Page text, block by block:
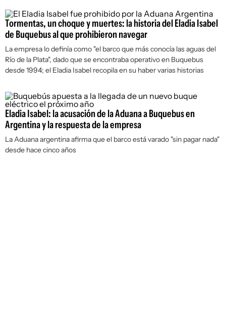
Tormentas, un choque y muertes: la historia del Eladia Isabel
de Buquebus al que prohibieron navegar
La empresa lo definía como "el barco que más conocía las aguas del
Río de la Plata", dado que se encontraba operativo en Buquebus
desde 1994; el Eladia Isabel recopila en su haber varias historias
Eladia Isabel: la acusación de la Aduana a Buquebus en
Argentina y la respuesta de la empresa
La Aduana argentina afirma que el barco está varado "sin pagar nada"
desde hace cinco años